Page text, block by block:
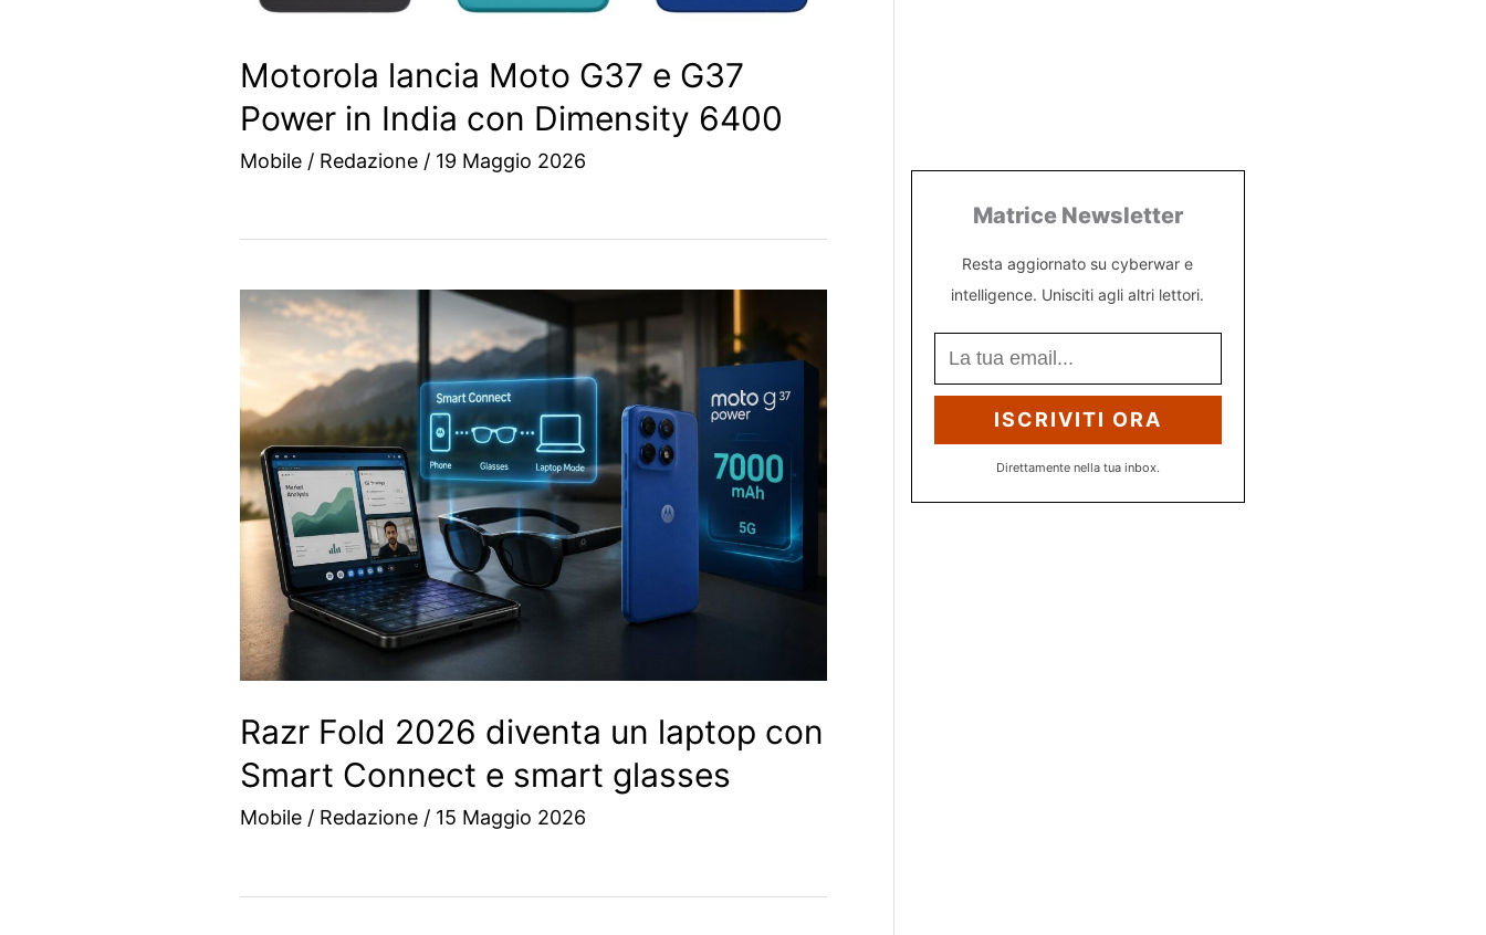
Motorola lancia Moto G37 e G37
Power in India con Dimensity 6400
Mobile / Redazione / 19 Maggio 2026
Razr Fold 2026 diventa un laptop con
Smart Connect e smart glasses
Mobile / Redazione / 15 Maggio 2026
Matrice Newsletter
Resta aggiornato su cyberwar e
intelligence. Unisciti agli altri lettori.
ISCRIVITI ORA
Direttamente nella tua inbox.